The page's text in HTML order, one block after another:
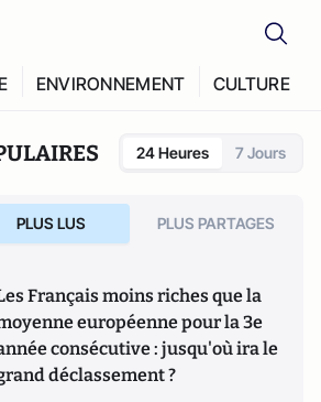
ENVIRONNEMENT CULTURE
24 Heures 7 Jours
PLUS LUS PLUS PARTAGES
Français moins riches que la
européenne pour la 3e
consécutive : jusqu'où ira le
déclassement ?